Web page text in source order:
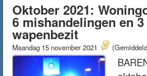
Oktober 2021:
6 mishandelingen en
wapenbezit
Maandag 15 november 2021